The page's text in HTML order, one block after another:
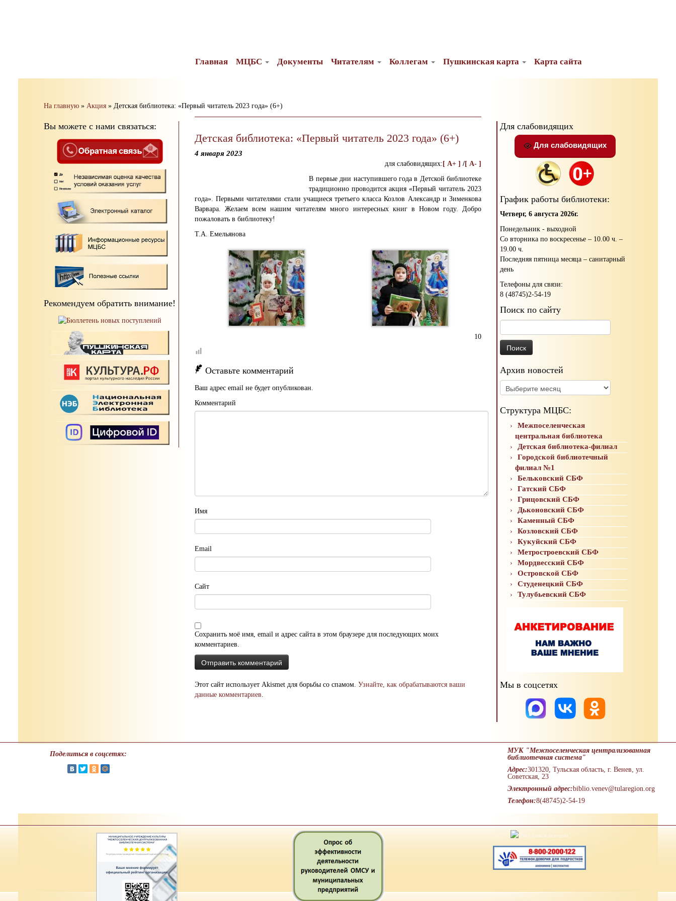
Главная МЦБС Документы Читателям Коллегам Пушкинская карта Карта сайта
На главную » Акция » Детская библиотека: «Первый читатель 2023 года» (6+)
Вы можете с нами связаться:
Рекомендуем обратить внимание!
Детская библиотека: «Первый читатель 2023 года» (6+)
4 января 2023
для слабовидящих: [ A+ ] /[ A- ]
В первые дни наступившего года в Детской библиотеке
традиционно проводится акция «Первый читатель 2023
года». Первыми читателями стали учащиеся третьего класса Козлов Александр и Зименкова
Варвара. Желаем всем нашим читателям много интересных книг в Новом году. Добро
пожаловать в библиотеку!
Т.А. Емельянова
10
Оставьте комментарий
Ваш адрес email не будет опубликован.
Комментарий
Имя
Email
Сайт
Сохранить моё имя, email и адрес сайта в этом браузере для последующих моих
комментариев.
Этот сайт использует Akismet для борьбы со спамом. Узнайте, как обрабатываются ваши
данные комментариев.
Для слабовидящих
Для слабовидящих
График работы библиотеки:
Четверг, 6 августа 2026г.
Понедельник - выходной
Со вторника по воскресенье – 10.00 ч. –
19.00 ч.
Последняя пятница месяца – санитарный
день
Телефоны для связи:
8 (48745)2-54-19
Поиск по сайту
Архив новостей
Архив
новостей
Структура МЦБС:
Межпоселенческая
центральная библиотека
Детская библиотека-филиал
Городской библиотечный
филиал №1
Бельковский СБФ
Гатский СБФ
Грицовский СБФ
Дьконовский СБФ
Каменный СБФ
Козловский СБФ
Кукуйский СБФ
Метростроевский СБФ
Мордвесский СБФ
Островской СБФ
Студенецкий СБФ
Тулубьевский СБФ
Мы в соцсетях
Поделиться в соцсетях:
МУК "Межпоселенческая централизованная
библиотечная система"
Адрес:301320, Тульская область, г. Венев, ул.
Советская, 23
Электронный адрес:biblio.venev@tularegion.org
Телефон:8(48745)2-54-19